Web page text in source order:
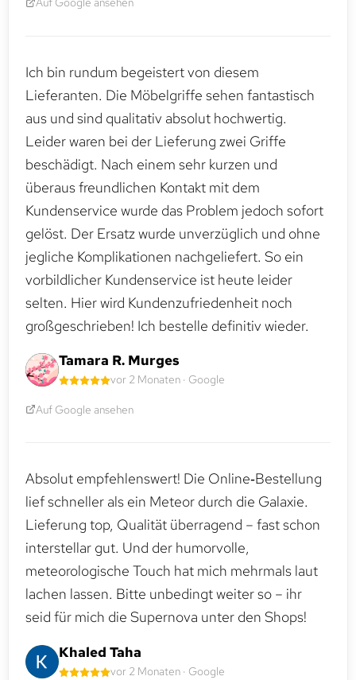
Ich bin rundum begeistert von diesem
Lieferanten. Die Möbelgriffe sehen fantastisch
aus und sind qualitativ absolut hochwertig.
Leider waren bei der Lieferung zwei Griffe
beschädigt. Nach einem sehr kurzen und
überaus freundlichen Kontakt mit dem
Kundenservice wurde das Problem jedoch sofort
gelöst. Der Ersatz wurde unverzüglich und ohne
jegliche Komplikationen nachgeliefert. So ein
vorbildlicher Kundenservice ist heute leider
selten. Hier wird Kundenzufriedenheit noch
großgeschrieben! Ich bestelle definitiv wieder.
Tamara R. Murges
vor 2 Monaten · Google
Auf Google ansehen
Absolut empfehlenswert! Die Online‑Bestellung
lief schneller als ein Meteor durch die Galaxie.
Lieferung top, Qualität überragend – fast schon
interstellar gut. Und der humorvolle,
meteorologische Touch hat mich mehrmals laut
lachen lassen. Bitte unbedingt weiter so – ihr
seid für mich die Supernova unter den Shops!
Khaled Taha
vor 2 Monaten · Google